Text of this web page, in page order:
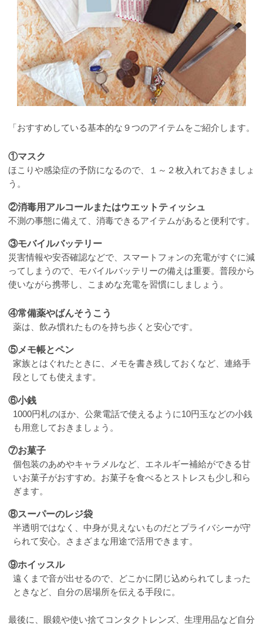
「おすすめしている基本的な９つのアイテムをご紹介します。
①マスク
ほこりや感染症の予防になるので、１～２枚入れておきましょ
う。
②消毒用アルコールまたはウエットティッシュ
不測の事態に備えて、消毒できるアイテムがあると便利です。
③モバイルバッテリー
災害情報や安否確認などで、スマートフォンの充電がすぐに減
ってしまうので、モバイルバッテリーの備えは重要。普段から
使いながら携帯し、こまめな充電を習慣にしましょう。
④常備薬やばんそうこう
薬は、飲み慣れたものを持ち歩くと安心です。
⑤メモ帳とペン
家族とはぐれたときに、メモを書き残しておくなど、連絡手
段としても使えます。
⑥小銭
1000円札のほか、公衆電話で使えるように10円玉などの小銭
も用意しておきましょう。
⑦お菓子
個包装のあめやキャラメルなど、エネルギー補給ができる甘
いお菓子がおすすめ。お菓子を食べるとストレスも少し和ら
ぎます。
⑧スーパーのレジ袋
半透明ではなく、中身が見えないものだとプライバシーが守
られて安心。さまざまな用途で活用できます。
⑨ホイッスル
遠くまで音が出せるので、どこかに閉じ込められてしまった
ときなど、自分の居場所を伝える手段に。
最後に、眼鏡や使い捨てコンタクトレンズ、生理用品など自分